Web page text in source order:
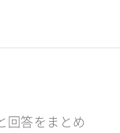
回答をまとめ